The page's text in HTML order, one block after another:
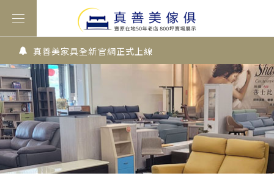
真善美家具全新官網正式上線